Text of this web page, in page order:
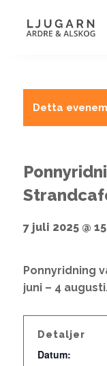
Detta
7 juli 2025 @
Ponnyridning
juni – 4
Detaljer
Datum: